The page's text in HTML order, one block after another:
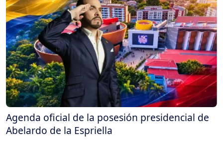
Agenda oficial de la posesión presidencial de
Abelardo de la Espriella